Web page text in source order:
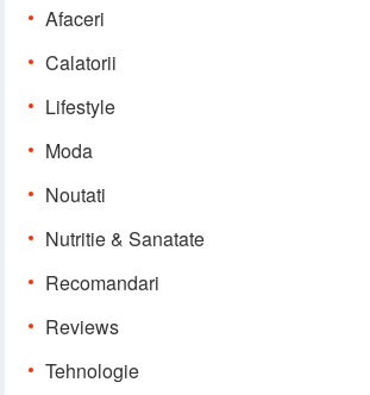
Afaceri
Calatorii
Lifestyle
Moda
Noutati
Nutritie & Sanatate
Recomandari
Reviews
Tehnologie